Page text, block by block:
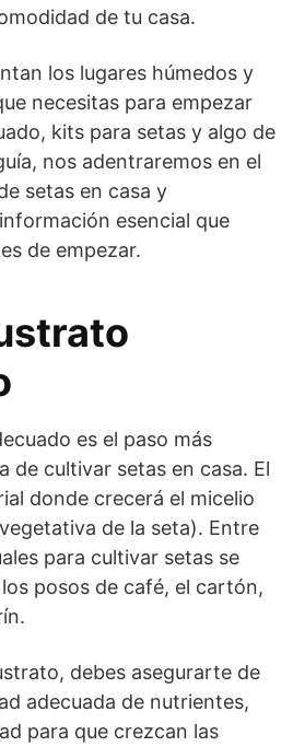
de tu casa.
los lugares húmedos y
necesitas para empezar
kits para setas y algo de
nos adentraremos en el
setas en casa y
esencial que
de empezar.
es el paso más
de cultivar setas en casa. El
donde crecerá el micelio
de la seta). Entre
para cultivar setas se
posos de café, el cartón,
debes asegurarte de
adecuada de nutrientes,
para que crezcan las